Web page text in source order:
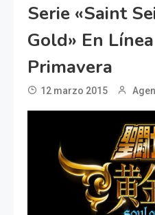
Serie «Saint
Gold» En
Primavera
12 marzo 2015